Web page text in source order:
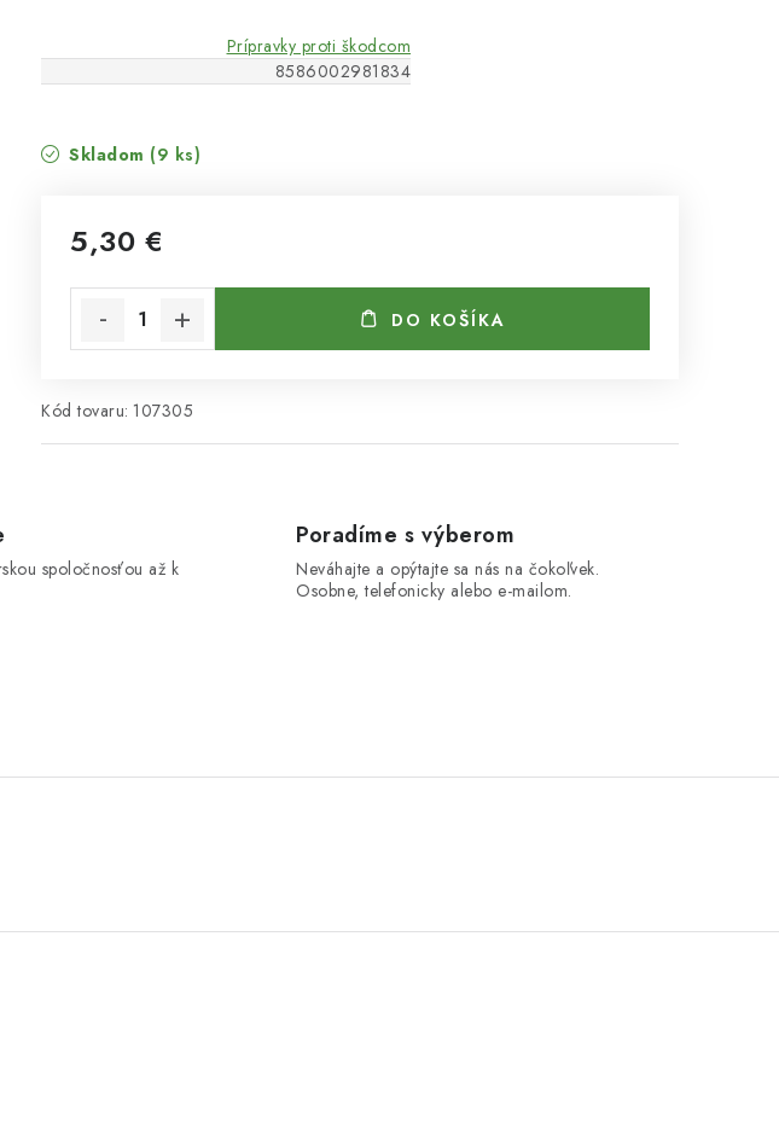
Prípravky proti škodcom
8586002981834
Skladom (9 ks)
5,30 €
DO KOŠÍKA
Kód tovaru: 107305
spoločnosťou až k
Poradíme s výberom
Neváhajte a opýtajte sa nás na čokoľvek.
Osobne, telefonicky alebo e-mailom.